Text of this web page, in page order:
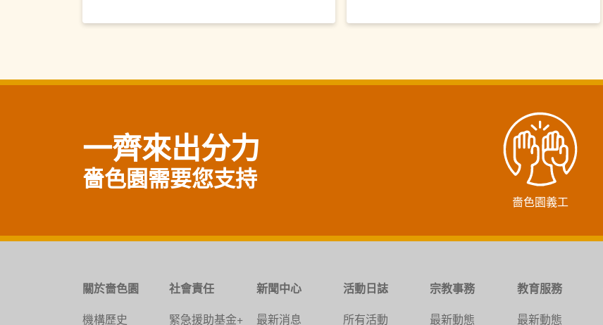
一齊來出分力
嗇色園需要您支持
嗇色園義工
關於嗇色園
機構歷史
社會責任
緊急援助基金+
新聞中心
最新消息
活動日誌
所有活動
宗教事務
最新動態
教育服務
最新動態